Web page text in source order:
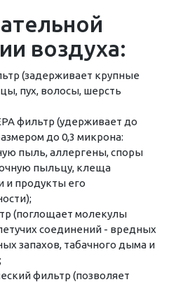
воздуха:
(задерживает крупные
пух, волосы, шерсть
фильтр (удерживает до
до 0,3 микрона:
пыль, аллергены, споры
пыльцу, клеща
продукты его
(поглощает молекулы
соединений - вредных
запахов, табачного дыма и
фильтр (позволяет